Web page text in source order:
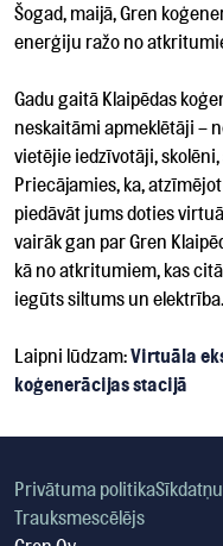
Šogad, maijā, Gren
enerģiju ražo no
Gadu gaitā Klaipēdas
neskaitāmi apmeklētāji –
vietējie iedzīvotāji,
Priecājamies, ka,
piedāvāt jums doties
vairāk gan par Gren
kā no atkritumiem, kas
iegūts siltums un elektrība.
Laipni lūdzam:Virtuāla
koģenerācijas stacijā
Privātuma politika
Trauksmescēlējs